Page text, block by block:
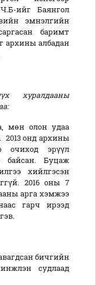
ийг Баянгол
эмнэлгийн
баримт
архины албадан
хуралдааны
мөн олон удаа
2013 онд архины
очиход эрүүл
байсан. Буцаж
хийлгэсэн
2016 оны 7
арга хэмжээ
гарч ирээд
бичгийн
судлаад